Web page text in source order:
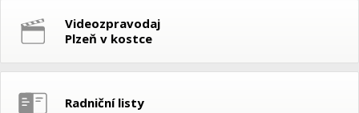
Videozpravodaj
Plzeň v kostce
Radniční listy